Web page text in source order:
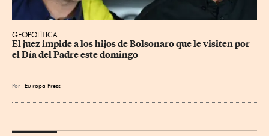
GEOPOLÍTICA
El juez impide a los hijos de Bolsonaro que le visiten por
el Día del Padre este domingo
Por Eu ropa Press